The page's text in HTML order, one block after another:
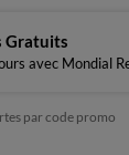
Gratuits
avec Mondial
par code promo